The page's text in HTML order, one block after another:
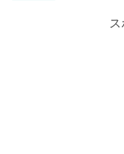
ス